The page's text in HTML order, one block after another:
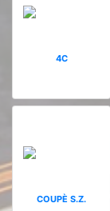
4C
COUPÈ S.Z.